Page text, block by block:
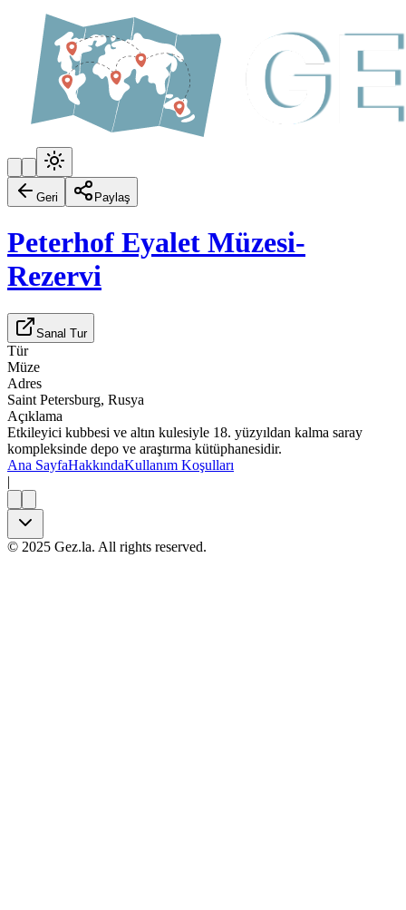
Geri Paylaş
Peterhof Eyalet Müzesi-
Rezervi
Sanal Tur
Tür
Müze
Adres
Saint Petersburg, Rusya
Açıklama
Etkileyici kubbesi ve altın kulesiyle 18. yüzyıldan kalma saray
kompleksinde depo ve araştırma kütüphanesidir.
Ana SayfaHakkındaKullanım Koşulları
|
© 2025 Gez.la. All rights reserved.